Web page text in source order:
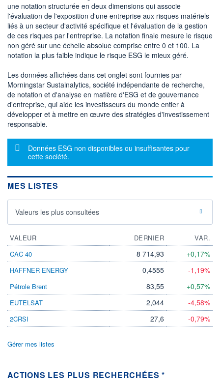
16h33 17h33
OUVERTURE
8,840
CLÔTURE VEILLE
8,690
+ HAUT
8,870
+ BAS
8,500
111 969 0,15%
VALORISATION
648 MUSD
CAPI.
BOURSIÈRE
1 250 547 MUSD
LIMITE À LA
BAISSE
28,630
LIMITE À LA
HAUSSE
ESTIMÉ 2026
-
2026
ÉCHANGE
07.08.26 / 18:34:30
ÉLIGIBILITÉ
-
RISQUE ESG
+ PORTEFEUILLE + LISTE
une notation structurée en deux dimensions qui associe
l'évaluation de l'exposition d'une entreprise aux risques matériels
liés à un secteur d'activité spécifique et l'évaluation de la gestion
de ces risques par l'entreprise. La notation finale mesure le risque
non géré sur une échelle absolue comprise entre 0 et 100. La
notation la plus faible indique le risque ESG le mieux géré.
Les données affichées dans cet onglet sont fournies par
Morningstar Sustainalytics, société indépendante de recherche,
de notation et d'analyse en matière d'ESG et de gouvernance
d'entreprise, qui aide les investisseurs du monde entier à
développer et à mettre en œuvre des stratégies d'investissement
responsable.
Message d'information
Données ESG non disponibles ou insuffisantes pour
cette société.
MES LISTES
Valeurs les plus consultées
VALEUR DERNIER
VAR.
CAC 40
8 714,93 +0,17%
HAFFNER ENERGY 0,4555 -1,19%
Pétrole Brent 83,55 +0,57%
EUTELSAT 2,044 -4,58%
2CRSI 27,6 -0,79%
Gérer mes listes
ACTIONS LES PLUS RECHERCHÉES *